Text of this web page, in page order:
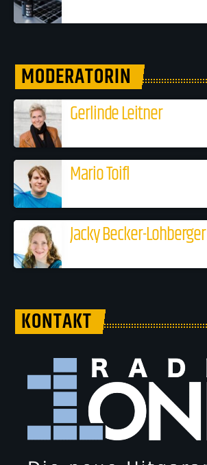
MODERATORIN
Gerlinde Leitner
Mario Toifl
Jacky Becker-Lohberger
KONTAKT